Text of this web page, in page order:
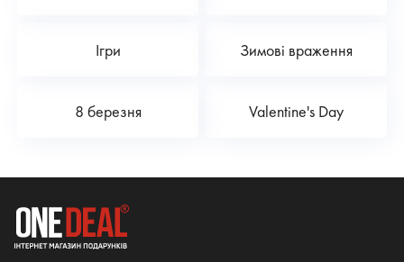
Ігри Зимові враження
8 березня Valentine's Day